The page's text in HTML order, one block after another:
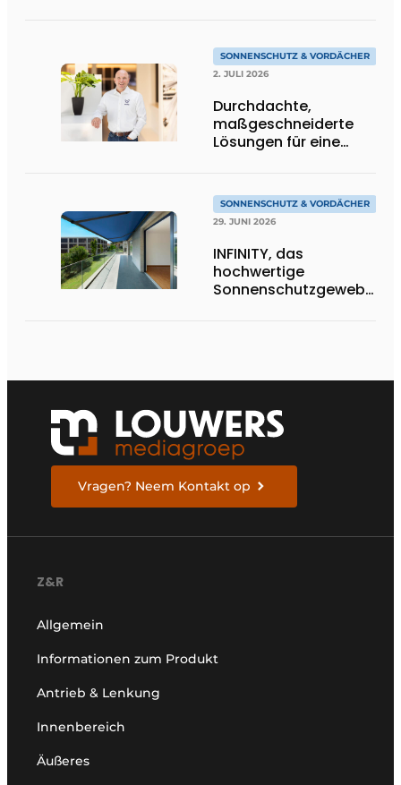
SONNENSCHUTZ & VORDÄCHER
2. JULI 2026
Durchdachte,
maßgeschneiderte
Lösungen für eine
SONNENSCHUTZ & VORDÄCHER
29. JUNI 2026
INFINITY, das
hochwertige
Sonnenschutzgewebe,
Vragen? Neem Kontakt op
Z&R
Allgemein
Informationen zum Produkt
Antrieb & Lenkung
Innenbereich
Äußeres